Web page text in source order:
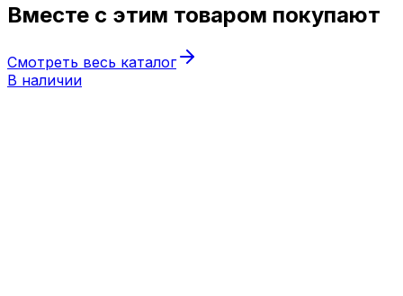
Вместе с этим товаром покупают
Смотреть весь каталог
В наличии